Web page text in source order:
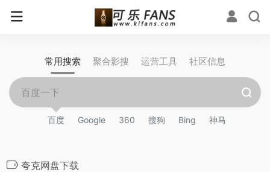
常用搜索 聚合影搜 运营工具 社区信息
百度 Google 360 搜狗 Bing 神马
夸克网盘下载